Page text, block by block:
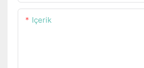
Içerik